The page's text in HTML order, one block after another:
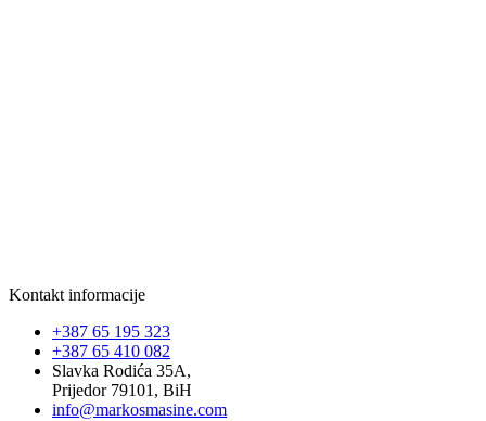
Kontakt informacije
+387 65 195 323
+387 65 410 082
Slavka Rodića 35A,
Prijedor 79101, BiH
info@markosmasine.com